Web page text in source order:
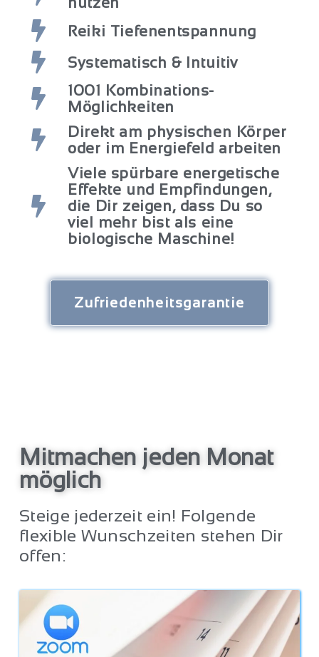
Reiki Tiefenentspannung
Systematisch & Intuitiv
1001 Kombinations-
Möglichkeiten
Direkt am physischen Körper
oder im Energiefeld arbeiten
Viele spürbare energetische
Effekte und Empfindungen,
die Dir zeigen, dass Du so
viel mehr bist als eine
biologische Maschine!
Zufriedenheitsgarantie
Mitmachen jeden Monat
möglich
Steige jederzeit ein! Folgende
flexible Wunschzeiten stehen Dir
offen: